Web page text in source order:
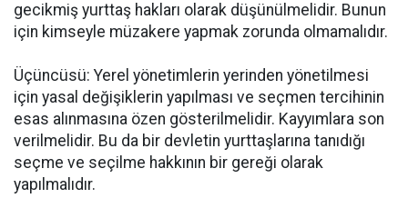
gecikmiş yurttaş hakları olarak düşünülmelidir. Bunun
için kimseyle müzakere yapmak zorunda olmamalıdır.
Üçüncüsü: Yerel yönetimlerin yerinden yönetilmesi
için yasal değişiklerin yapılması ve seçmen tercihinin
esas alınmasına özen gösterilmelidir. Kayyımlara son
verilmelidir. Bu da bir devletin yurttaşlarına tanıdığı
seçme ve seçilme hakkının bir gereği olarak
yapılmalıdır.